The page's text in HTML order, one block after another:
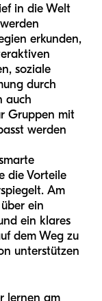
in die Welt
erkunden,
soziale
durch
auch
Gruppen mit
werden
die Vorteile
Am
ein
ein klares
dem Weg zu
unterstützen
lernen am